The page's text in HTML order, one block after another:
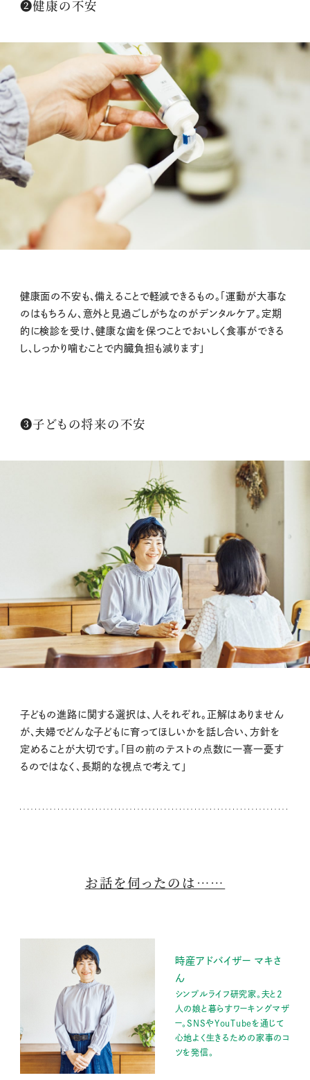
➋健康の不安
健康面の不安も、備えることで軽減できるもの。「運動が大事な
のはもちろん、意外と見過ごしがちなのがデンタルケア。定期
的に検診を受け、健康な歯を保つことでおいしく食事ができる
し、しっかり噛むことで内臓負担も減ります」
➌子どもの将来の不安
子どもの進路に関する選択は、人それぞれ。正解はありません
が、夫婦でどんな子どもに育ってほしいかを話し合い、方針を
定めることが大切です。「目の前のテストの点数に一喜一憂す
るのではなく、長期的な視点で考えて」
お話を伺ったのは……
時産アドバイザー マキさ
ん
シンプルライフ研究家。夫と2
人の娘と暮らすワーキングマザ
ー。SNSやYouTubeを通じて
心地よく生きるための家事のコ
ツを発信。